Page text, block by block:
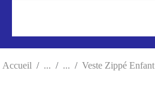
Accueil Veste Zippé Enfant